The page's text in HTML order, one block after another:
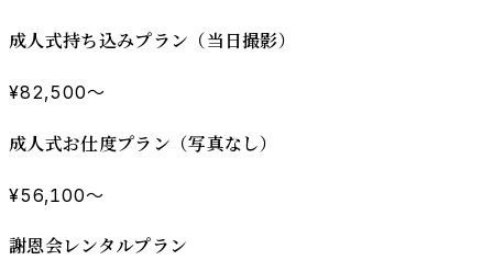
成人式持ち込みプラン（当日撮影）
¥82,500〜
成人式お仕度プラン（写真なし）
¥56,100〜
謝恩会レンタルプラン